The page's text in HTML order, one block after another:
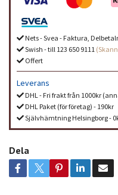
Nets - Svea - Faktura,
Swish - till 123 650 9111
Offert
Leverans
DHL - Fri frakt från 1000kr
DHL Paket (för företag) - 190kr
Självhämtning Helsingborg -
Dela